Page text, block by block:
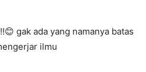
gak ada yang namanya batas
ilmu